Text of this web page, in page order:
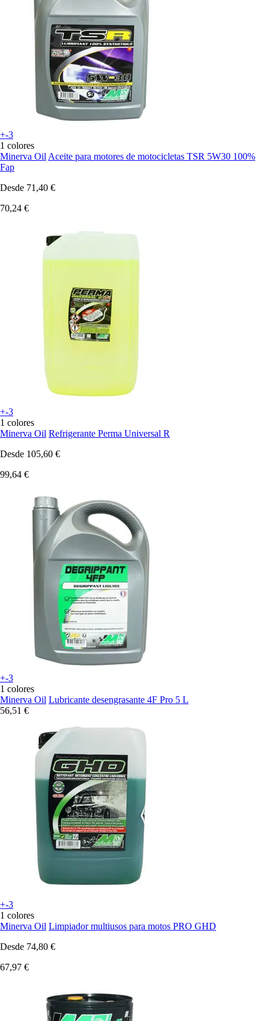
+-3
1 colores
Minerva Oil Aceite para motores de motocicletas TSR 5W30 100%
Fap
Desde 71,40 €
70,24 €
+-3
1 colores
Minerva Oil Refrigerante Perma Universal R
Desde 105,60 €
99,64 €
+-3
1 colores
Minerva Oil Lubricante desengrasante 4F Pro 5 L
56,51 €
+-3
1 colores
Minerva Oil Limpiador multiusos para motos PRO GHD
Desde 74,80 €
67,97 €